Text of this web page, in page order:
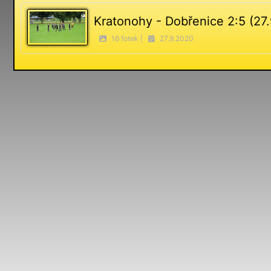
Kratonohy - Dobřenice 2:5
16 fotek | 27.9.2020